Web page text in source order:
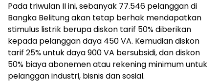
Pada triwulan II ini, sebanyak 77.546 pelanggan di
Bangka Belitung akan tetap berhak mendapatkan
stimulus listrik berupa diskon tarif 50% diberikan
kepada pelanggan daya 450 VA. Kemudian diskon
tarif 25% untuk daya 900 VA bersubsidi, dan diskon
50% biaya abonemen atau rekening minimum untuk
pelanggan industri, bisnis dan sosial.